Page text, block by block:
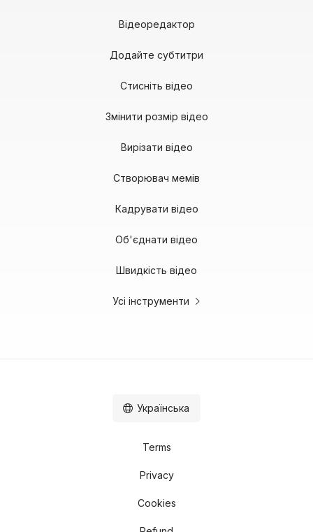
Відеоредактор
Додайте субтитри
Стисніть відео
Змінити розмір відео
Вирізати відео
Створювач мемів
Кадрувати відео
Об'єднати відео
Швидкість відео
Усі інструменти
Terms
Privacy
Cookies
Українська